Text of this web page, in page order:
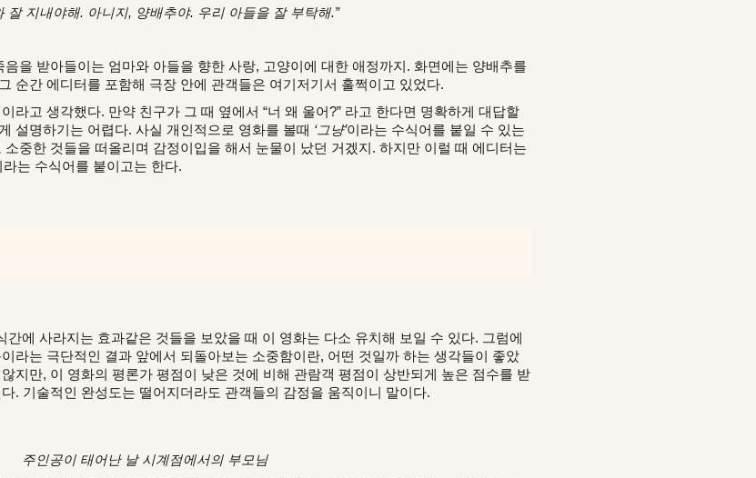
잘 지내야해. 아니지, 양배추야. 우리 아들을 잘 부탁해.”
을 받아들이는 엄마와 아들을 향한 사랑, 고양이에 대한 애정까지. 화면에는 양배추를
순간 에디터를 포함해 극장 안에 관객들은 여기저기서 훌쩍이고 있었다.
라고 생각했다. 만약 친구가 그 때 옆에서 “너 왜 울어?” 라고 한다면 명확하게 대답할
설명하기는 어렵다. 사실 개인적으로 영화를 볼때 ‘그냥’이라는 수식어를 붙일 수 있는
중한 것들을 떠올리며 감정이입을 해서 눈물이 났던 거겠지. 하지만 이럴 때 에디터는
는 수식어를 붙이고는 한다.
에 사라지는 효과같은 것들을 보았을 때 이 영화는 다소 유치해 보일 수 있다. 그럼에
라는 극단적인 결과 앞에서 되돌아보는 소중함이란, 어떤 것일까 하는 생각들이 좋았
지만, 이 영화의 평론가 평점이 낮은 것에 비해 관람객 평점이 상반되게 높은 점수를 받
. 기술적인 완성도는 떨어지더라도 관객들의 감정을 움직이니 말이다.
주인공이 태어난 날 시계점에서의 부모님